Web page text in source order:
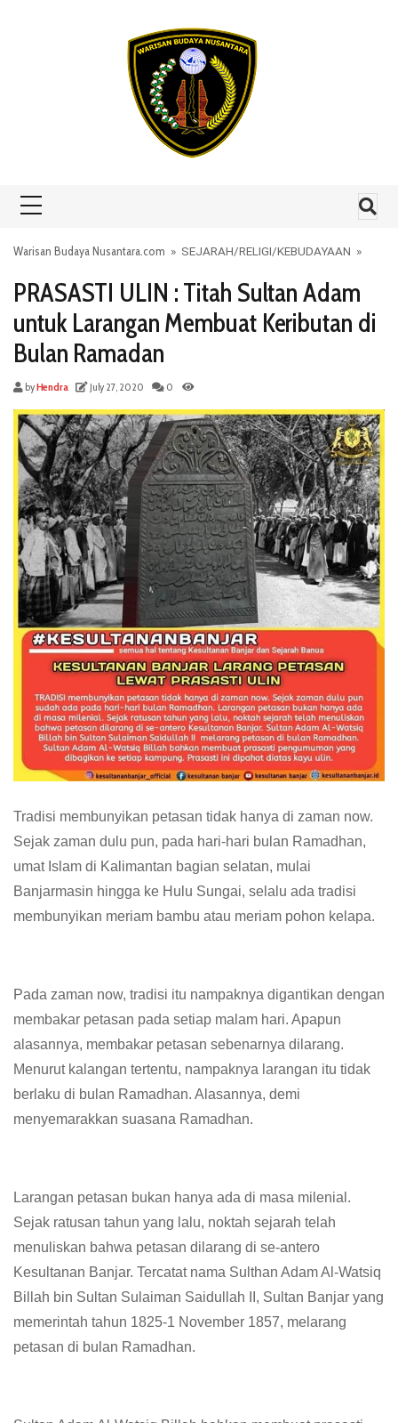
Warisan Budaya Nusantara.com » SEJARAH/RELIGI/KEBUDAYAAN »
PRASASTI ULIN : Titah Sultan Adam
untuk Larangan Membuat Keributan di
Bulan Ramadan
byHendra July 27, 2020 0
Tradisi membunyikan petasan tidak hanya di zaman now.
Sejak zaman dulu pun, pada hari-hari bulan Ramadhan,
umat Islam di Kalimantan bagian selatan, mulai
Banjarmasin hingga ke Hulu Sungai, selalu ada tradisi
membunyikan meriam bambu atau meriam pohon kelapa.
Pada zaman now, tradisi itu nampaknya digantikan dengan
membakar petasan pada setiap malam hari. Apapun
alasannya, membakar petasan sebenarnya dilarang.
Menurut kalangan tertentu, nampaknya larangan itu tidak
berlaku di bulan Ramadhan. Alasannya, demi
menyemarakkan suasana Ramadhan.
Larangan petasan bukan hanya ada di masa milenial.
Sejak ratusan tahun yang lalu, noktah sejarah telah
menuliskan bahwa petasan dilarang di se-antero
Kesultanan Banjar. Tercatat nama Sulthan Adam Al-Watsiq
Billah bin Sultan Sulaiman Saidullah II, Sultan Banjar yang
memerintah tahun 1825-1 November 1857, melarang
petasan di bulan Ramadhan.